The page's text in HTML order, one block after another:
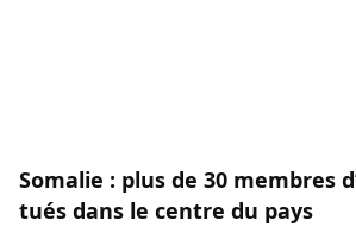
Somalie : plus de 30 membres
tués dans le centre du pays